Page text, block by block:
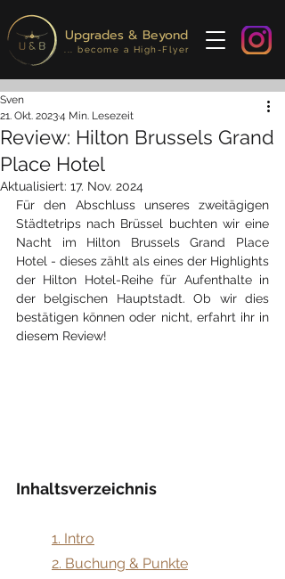
Upgrades & Beyond
... become a High-Flyer
Review: Hilton Brussels Grand
Place Hotel
Sven
21. Okt. 20234 Min. Lesezeit
Aktualisiert: 17. Nov. 2024
Für den Abschluss unseres zweitägigen
Städtetrips nach Brüssel buchten wir eine
Nacht im Hilton Brussels Grand Place
Hotel - dieses zählt als eines der Highlights
der Hilton Hotel-Reihe für Aufenthalte in
der belgischen Hauptstadt. Ob wir dies
bestätigen können oder nicht, erfahrt ihr in
diesem Review!
Inhaltsverzeichnis
​1. Intro
2. Buchung & Punkte